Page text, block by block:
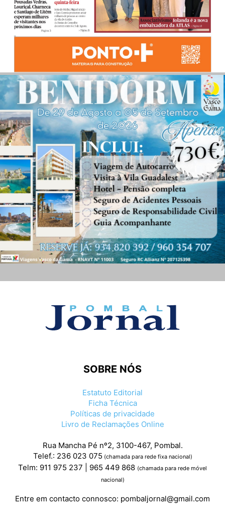
SOBRE NÓS
Estatuto Editorial
Ficha Técnica
Políticas de privacidade
Livro de Reclamações Online
Rua Mancha Pé nº2, 3100-467, Pombal.
Telef.: 236 023 075 (chamada para rede fixa nacional)
Telm: 911 975 237 | 965 449 868 (chamada para rede móvel
nacional)
Entre em contacto connosco: pombaljornal@gmail.com